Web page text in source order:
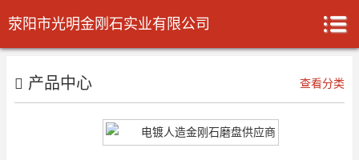
荥阳市光明金刚石实业有限公司
产品中心 查看分类